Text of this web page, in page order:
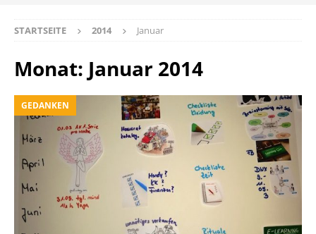
STARTSEITE 2014 Januar
Monat: Januar 2014
GEDANKEN